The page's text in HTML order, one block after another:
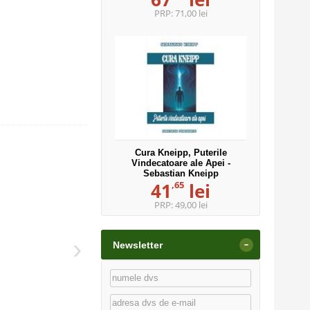
›
PRP:71,00 lei
Cura Kneipp, Puterile
Vindecatoare ale Apei -
Sebastian Kneipp
41 ,65 lei
PRP:49,00 lei
Newsletter -